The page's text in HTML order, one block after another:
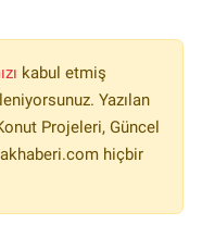
kabul etmiş
Yazılan
Projeleri, Güncel
hiçbir